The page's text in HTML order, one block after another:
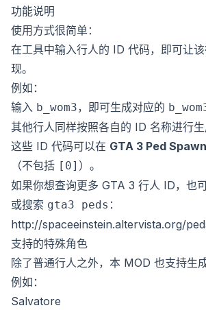
功能说明
使用方式很简单：
在工具中输入行人的 ID 代码，即可让
现。
例如：
输入 b_wom3，即可生成对应的
其他行人同样按照各自的 ID 名称进行
这些 ID 代码可以在 GTA 3 Ped
（不包括 [0] ）。
如果你想查询更多 GTA 3 行人 ID，也
或搜索 gta3 peds ：
http://spaceeinstein.altervista.org/
支持的特殊角色
除了普通行人之外，本 MOD 也支持生
例如：
Salvatore